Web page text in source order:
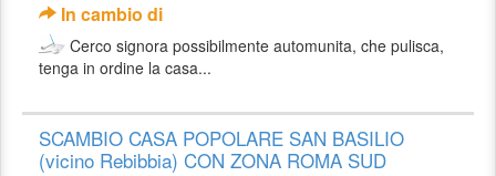
In cambio di
Cerco signora possibilmente automunita, che pulisca,
tenga in ordine la casa...
SCAMBIO CASA POPOLARE SAN BASILIO
(vicino Rebibbia) CON ZONA ROMA SUD